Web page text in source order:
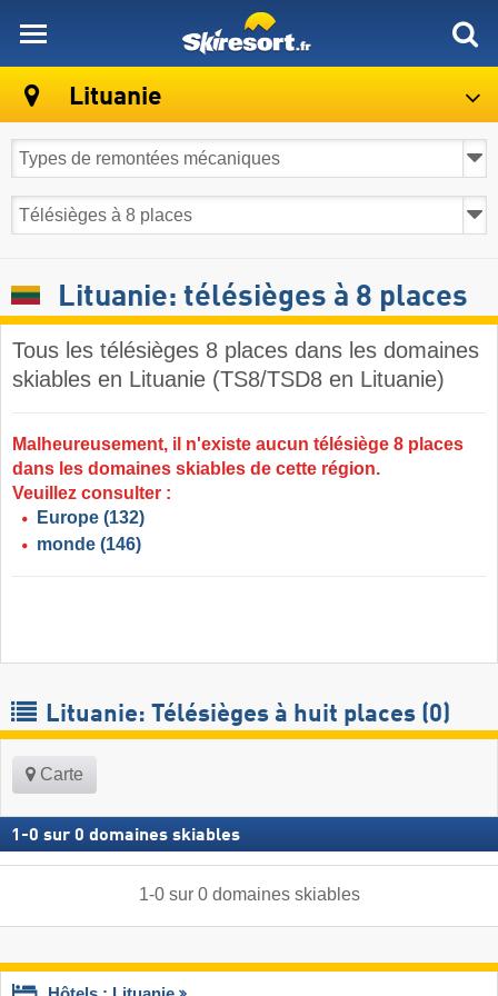
Lituanie
Lituanie: télésièges à 8 places
Tous les télésièges 8 places dans les domaines
skiables en Lituanie (TS8/TSD8 en Lituanie)
Malheureusement, il n'existe aucun télésiège 8 places
dans les domaines skiables de cette région.
Veuillez consulter :
Europe (132)
monde (146)
Lituanie: Télésièges à huit places (0)
Carte
1 -0 sur 0 domaines skiables
1-0sur 0 domaines skiables